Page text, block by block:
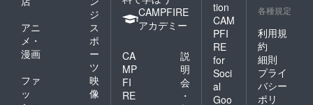
枚（１
枚目の
み柄が
入り）※
色は、
何が届
くかお
楽しみ
です。
枚（１
み柄が
入り）
用紙に
は、全
てマイ
クロミ
画像と
場合が
ござい
ます。
ご了承
くださ
い。
の中用
在庫状
況によ
り変更
します
ことを
ご了承
くださ
い。 ◆
ケージ
シャツ
の胸ポ
ケット
シャン
ブレー
ジ
アニ
メ・
漫画
ス
ポ
ー
ツ
ファ
ッ
映
像
CAMPFIRE
アカデミー
CA
MP
FI
RE
説
明
会
・
tion
CAM
PFI
RE
for
Soci
al
Goo
各種規定
利用規
約
細則
プライ
バシー
ポリ